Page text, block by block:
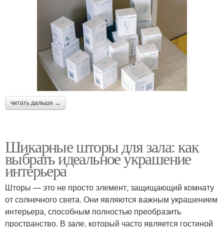
читать дальше →
Шикарные шторы для зала: как
выбрать идеальное украшение
интерьера
Шторы — это не просто элемент, защищающий комнату
от солнечного света. Они являются важным украшением
интерьера, способным полностью преобразить
пространство. В зале, который часто является гостиной